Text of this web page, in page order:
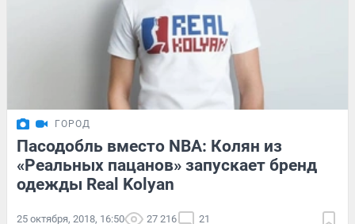
ГОРОД
Пасодобль вместо NBA: Колян из
«Реальных пацанов» запускает бренд
одежды Real Kolyan
25 октября, 2018, 16:50 27 216 21